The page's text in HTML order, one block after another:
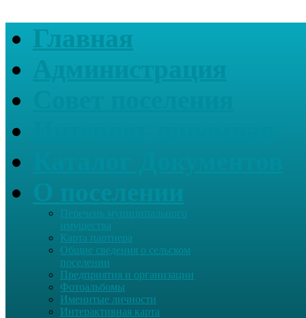
Главная
Перечень муниципального
имущества
Карта партнера
Общие сведения о сельском
поселении
Предприятия и организации
Фотоальбомы
Именитые личности
Интерактивная карта